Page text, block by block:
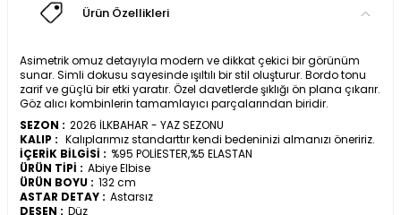
Ürün Özellikleri
Asimetrik omuz detayıyla modern ve dikkat çekici bir görünüm
sunar. Simli dokusu sayesinde ışıltılı bir stil oluşturur. Bordo tonu
zarif ve güçlü bir etki yaratır. Özel davetlerde şıklığı ön plana çıkarır.
Göz alıcı kombinlerin tamamlayıcı parçalarından biridir.
SEZON : 2026 İLKBAHAR - YAZ SEZONU
KALIP : Kalıplarımız standarttır kendi bedeninizi almanızı öneririz.
İÇERİK BİLGİSİ : %95 POLİESTER,%5 ELASTAN
ÜRÜN TİPİ : Abiye Elbise
ÜRÜN BOYU : 132 cm
ASTAR DETAY : Astarsız
DESEN : Düz